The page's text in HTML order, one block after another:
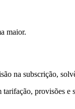
maior.
na subscrição,
provisões